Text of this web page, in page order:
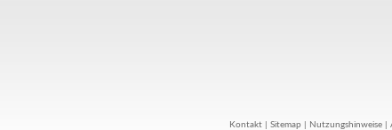
Kontakt Sitemap Nutzungshinweise